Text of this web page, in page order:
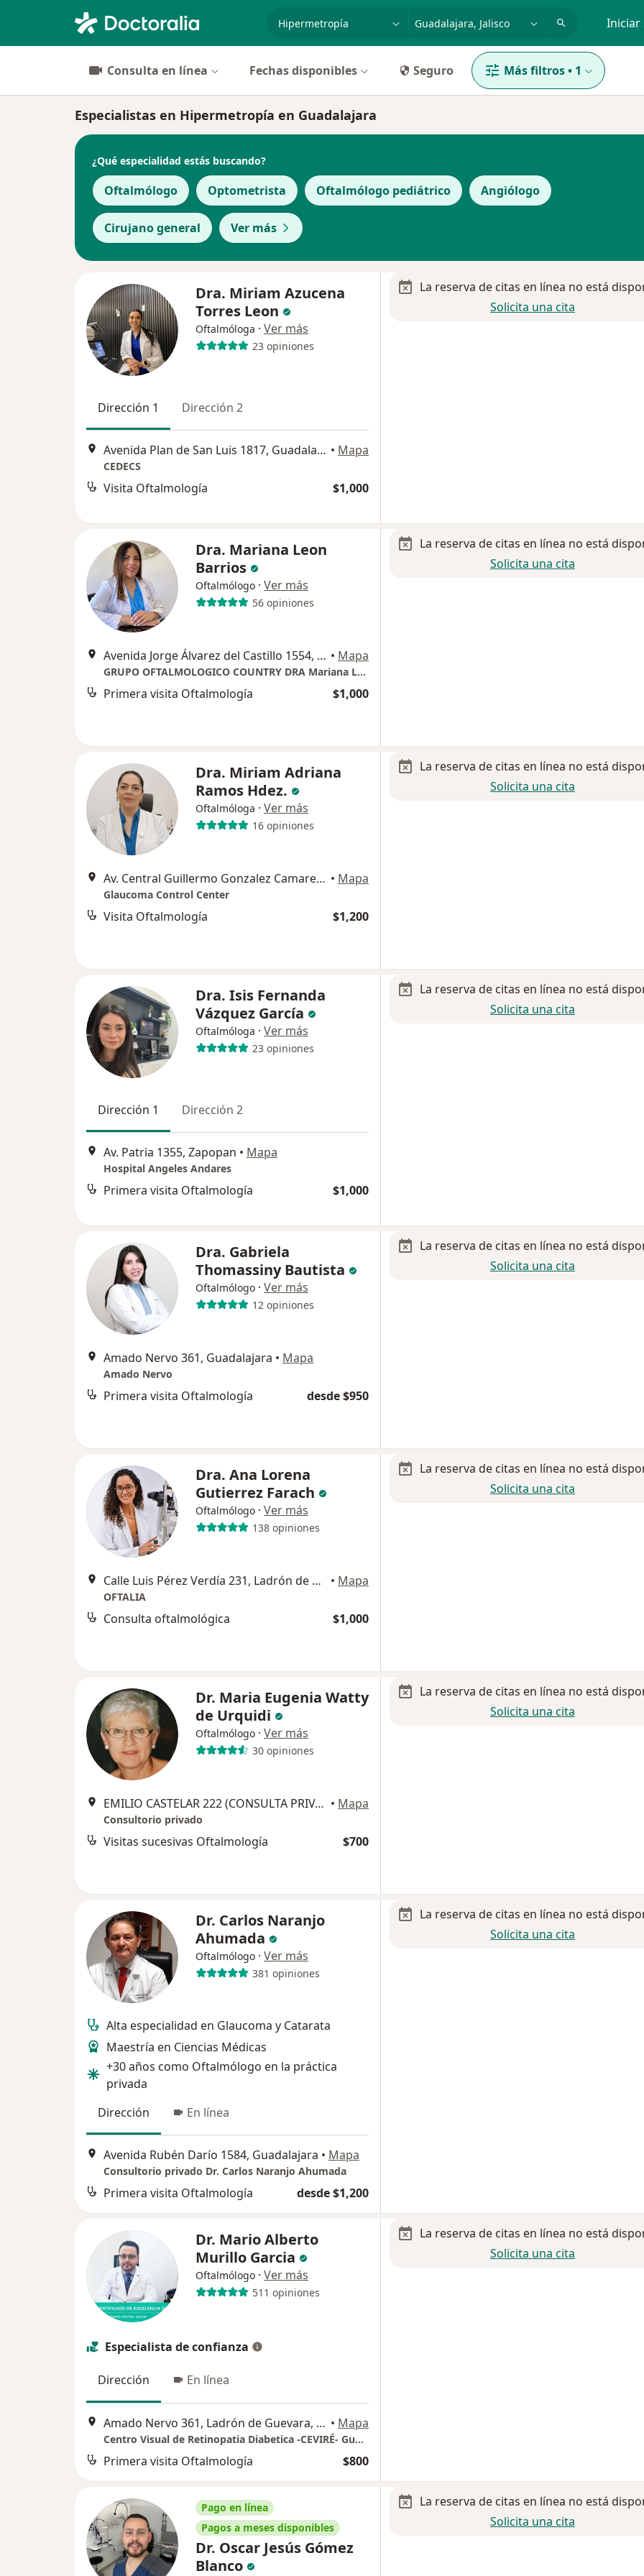
especialidad, enfermedad o nombre Iniciar
Consulta en línea Fechas disponibles Seguro Más filtros• 1
Especialistas en Hipermetropía en Guadalajara
¿Qué especialidad estás buscando?
Oftalmólogo Optometrista Oftalmólogo pediátrico Angiólogo
Cirujano general Ver más
Dra. Miriam Azucena
Torres Leon
Oftalmóloga · Ver más
23 opiniones
Dirección 1 Dirección 2
Avenida Plan de San Luis 1817, Guadalajara • Mapa
CEDECS
Visita Oftalmología $1,000
La reserva de citas en línea no está
Solicita una cita
Dra. Mariana Leon
Barrios
Oftalmólogo · Ver más
56 opiniones
Avenida Jorge Álvarez del Castillo 1554, Guadalajara • Mapa
GRUPO OFTALMOLOGICO COUNTRY DRA Mariana Leon.
Primera visita Oftalmología $1,000
La reserva de citas en línea no está
Solicita una cita
Dra. Miriam Adriana
Ramos Hdez.
Oftalmóloga · Ver más
16 opiniones
Av. Central Guillermo Gonzalez Camarena 911, Zapopan • Mapa
Glaucoma Control Center
Visita Oftalmología $1,200
La reserva de citas en línea no está
Solicita una cita
Dra. Isis Fernanda
Vázquez García
Oftalmóloga · Ver más
23 opiniones
Dirección 1 Dirección 2
Av. Patria 1355, Zapopan • Mapa
Hospital Angeles Andares
Primera visita Oftalmología $1,000
La reserva de citas en línea no está
Solicita una cita
Dra. Gabriela
Thomassiny Bautista
Oftalmólogo · Ver más
12 opiniones
Amado Nervo 361, Guadalajara • Mapa
Amado Nervo
Primera visita Oftalmología desde $950
La reserva de citas en línea no está
Solicita una cita
Dra. Ana Lorena
Gutierrez Farach
Oftalmólogo · Ver más
138 opiniones
Calle Luis Pérez Verdía 231, Ladrón de Guevara, Ladron De Guevara, Guadalajara, Jalisco, México, Guadalajara • Mapa
OFTALIA
Consulta oftalmológica $1,000
La reserva de citas en línea no está
Solicita una cita
Dr. Maria Eugenia Watty
de Urquidi
Oftalmólogo · Ver más
30 opiniones
EMILIO CASTELAR 222 (CONSULTA PRIVADA), Guadalajara • Mapa
Consultorio privado
Visitas sucesivas Oftalmología $700
La reserva de citas en línea no está
Solicita una cita
Dr. Carlos Naranjo
Ahumada
Oftalmólogo · Ver más
381 opiniones
Alta especialidad en Glaucoma y Catarata
Maestría en Ciencias Médicas
+30 años como Oftalmólogo en la práctica
privada
Dirección
En línea
Avenida Rubén Darío 1584, Guadalajara • Mapa
Consultorio privado Dr. Carlos Naranjo Ahumada
Primera visita Oftalmología desde $1,200
La reserva de citas en línea no está
Solicita una cita
Dr. Mario Alberto
Murillo Garcia
Oftalmólogo · Ver más
511 opiniones
Especialista de confianza
Dirección En línea
Amado Nervo 361, Ladrón de Guevara, Ladron De Guevara, Guadalajara, Jalisco, Mexico, Guadalajara • Mapa
Centro Visual de Retinopatia Diabetica -CEVIRÉ- Guadalajara
Primera visita Oftalmología $800
La reserva de citas en línea no está
Solicita una cita
Pago en línea
Pagos a meses disponibles
Dr. Oscar Jesús Gómez
Blanco
La reserva de citas en línea no está
Solicita una cita